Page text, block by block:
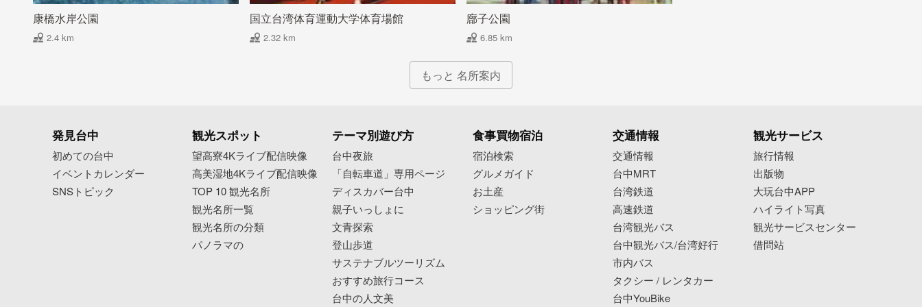
康橋水岸公園
2.4 km
国立台湾体育運動大学体育場館
2.32 km
廍子公園
6.85 km
もっと 名所案内
発見台中
初めての台中
イベントカレンダー
SNSトピック
観光スポット
望高寮4Kライブ配信映像
高美湿地4Kライブ配信映像
TOP 10 観光名所
観光名所一覧
観光名所の分類
パノラマの
テーマ別遊び方
台中夜旅
「自転車道」専用ページ
ディスカバー台中
親子いっしょに
文青探索
登山歩道
サステナブルツーリズム
おすすめ旅行コース
台中の人文美
食事買物宿泊
宿泊検索
グルメガイド
お土産
ショッピング街
交通情報
交通情報
台中MRT
台湾鉄道
高速鉄道
台湾観光バス
台中観光バス/台湾好行
市内バス
タクシー / レンタカー
台中YouBike
観光サービス
旅行情報
出版物
大玩台中APP
ハイライト写真
観光サービスセンター
借問站